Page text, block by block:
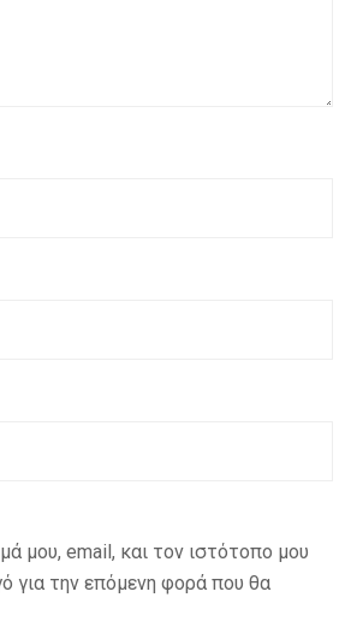
μου, email, και τον ιστότοπο μου
για την επόμενη φορά που θα